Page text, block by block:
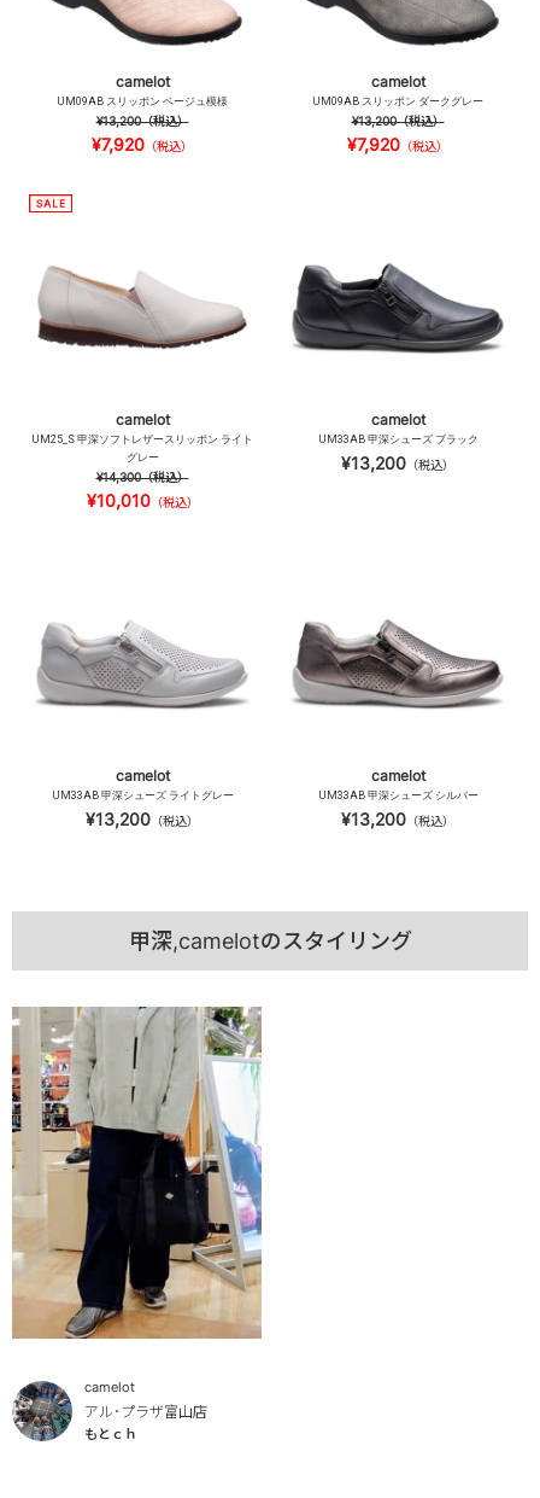
camelot
UM09AB スリッポン ベージュ模様
¥13,200（税込）
¥7,920 （税込）
camelot
UM09AB スリッポン ダークグレー
¥13,200（税込）
¥7,920 （税込）
camelot
UM25_S 甲深ソフトレザースリッポン ライト
グレー
¥14,300（税込）
¥10,010（税込）
camelot
UM33AB 甲深シューズ ブラック
¥13,200 （税込）
camelot
UM33AB 甲深シューズ ライトグレー
¥13,200 （税込）
camelot
UM33AB 甲深シューズ シルバー
¥13,200 （税込）
甲深,camelotのスタイリング
camelot
アル･プラザ富山店
もとｃｈ